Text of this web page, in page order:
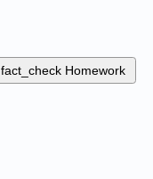
fact_check Homework